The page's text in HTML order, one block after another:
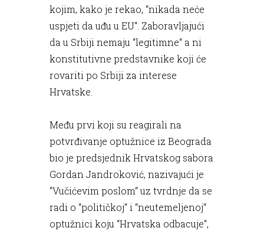
kojim, kako je rekao, “nikada neće
uspjeti da uđu u EU“. Zaboravljajući
da u Srbiji nemaju “legitimne“ a ni
konstitutivne predstavnike koji će
rovariti po Srbiji za interese
Hrvatske.
Među prvi koji su reagirali na
potvrđivanje optužnice iz Beograda
bio je predsjednik Hrvatskog sabora
Gordan Jandroković, nazivajući je
“Vučićevim poslom“ uz tvrdnje da se
radi o “političkoj“ i “neutemeljenoj“
optužnici koju “Hrvatska odbacuje“,